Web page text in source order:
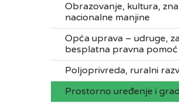
Obrazovanje, kultura,
nacionalne manjine
Opća uprava – udruge,
besplatna pravna pomoć
Poljoprivreda, ruralni
Prostorno uređenje i